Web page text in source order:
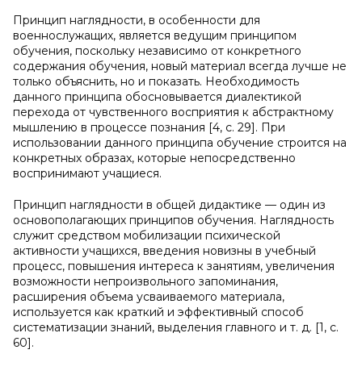
Принцип наглядности, в особенности для
военнослужащих, является ведущим принципом
обучения, поскольку независимо от конкретного
содержания обучения, новый материал всегда лучше не
только объяснить, но и показать. Необходимость
данного принципа обосновывается диалектикой
перехода от чувственного восприятия к абстрактному
мышлению в процессе познания [4, с. 29]. При
использовании данного принципа обучение строится на
конкретных образах, которые непосредственно
воспринимают учащиеся.
Принцип наглядности в общей дидактике — один из
основополагающих принципов обучения. Наглядность
служит средством мобилизации психической
активности учащихся, введения новизны в учебный
процесс, повышения интереса к занятиям, увеличения
возможности непроизвольного запоминания,
расширения объема усваиваемого материала,
используется как краткий и эффективный способ
систематизации знаний, выделения главного и т. д. [1, с.
60].